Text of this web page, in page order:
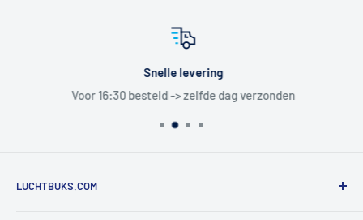
Snelle levering
Voor 16:30 besteld -> zelfde dag verzonden
LUCHTBUKS.COM